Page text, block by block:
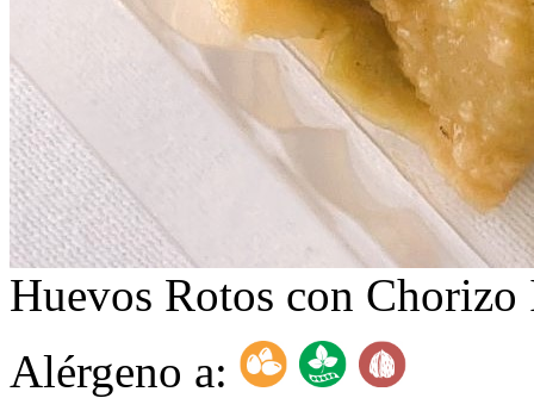
Huevos Rotos con Chorizo
Alérgeno a: